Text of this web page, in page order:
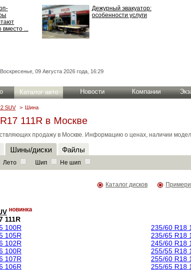
вместо ...
Дежурный эвакуатор:
особенности услуги
Воскресенье, 09 Августа 2026 года, 16:29
Каталог авто Новости Компании
SUV > Шина
111R в Москве
продажу в Москве. Информацию о ценах, наличии
Шины/диски Файлы
Лето Шип Не шип
Каталог дисков
новинка
111R
100R
105R
102R
100R
107R
106R
235/60 R18
235/65 R18
245/60 R18
255/55 R18
255/60 R18
255/65 R18